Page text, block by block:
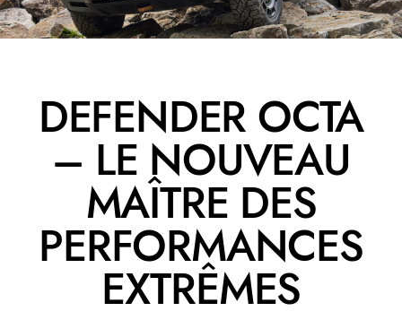
DEFENDER OCTA
– LE NOUVEAU
MAÎTRE DES
PERFORMANCES
EXTRÊMES